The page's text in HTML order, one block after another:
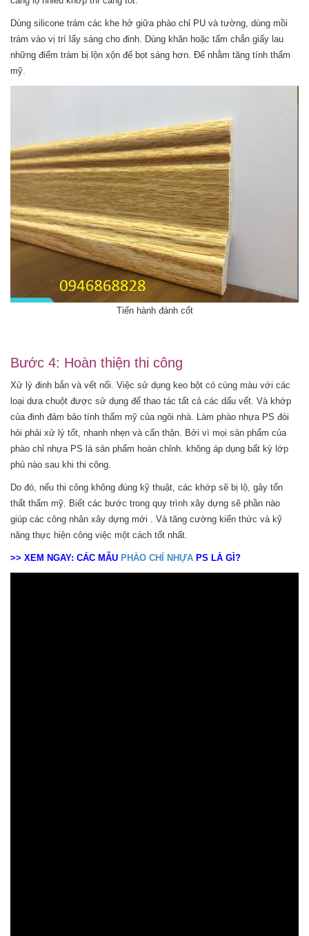
Dùng silicone trám các khe hở giữa phào chỉ PU và tường, dùng mồi
trám vào vị trí lấy sáng cho đinh. Dùng khăn hoặc tấm chắn giấy lau
những điểm trám bị lộn xộn để bọt sáng hơn. Để nhằm tăng tính thẩm
mỹ.
Tiến hành đánh cốt
Bước 4: Hoàn thiện thi công
Xử lý đinh bắn và vết nối. Việc sử dụng keo bột có cùng màu với các
loại dưa chuột được sử dụng để thao tác tất cả các dấu vết. Và khớp
của đinh đảm bảo tính thẩm mỹ của ngôi nhà. Làm phào nhựa PS đòi
hỏi phải xử lý tốt, nhanh nhẹn và cẩn thận. Bởi vì mọi sản phẩm của
phào chỉ nhựa PS là sản phẩm hoàn chỉnh. không áp dụng bất kỳ lớp
phủ nào sau khi thi công.
Do đó, nếu thi công không đúng kỹ thuật, các khớp sẽ bị lộ, gây tổn
thất thẩm mỹ. Biết các bước trong quy trình xây dựng sẽ phần nào
giúp các công nhân xây dựng mới . Và tăng cường kiến ​​thức và kỹ
năng thực hiện công việc một cách tốt nhất.
>> XEM NGAY: CÁC MẪU PHÀO CHỈ NHỰA PS LÀ GÌ?